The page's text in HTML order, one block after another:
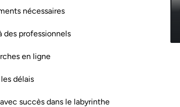
nécessaires
des professionnels
en ligne
délais
succès dans le labyrinthe